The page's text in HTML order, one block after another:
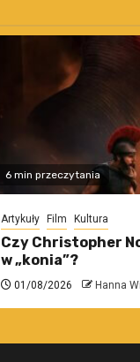
6 min przeczytania
Artykuły Film Kultura
Czy Christopher
w „konia”?
01/08/2026 Hanna